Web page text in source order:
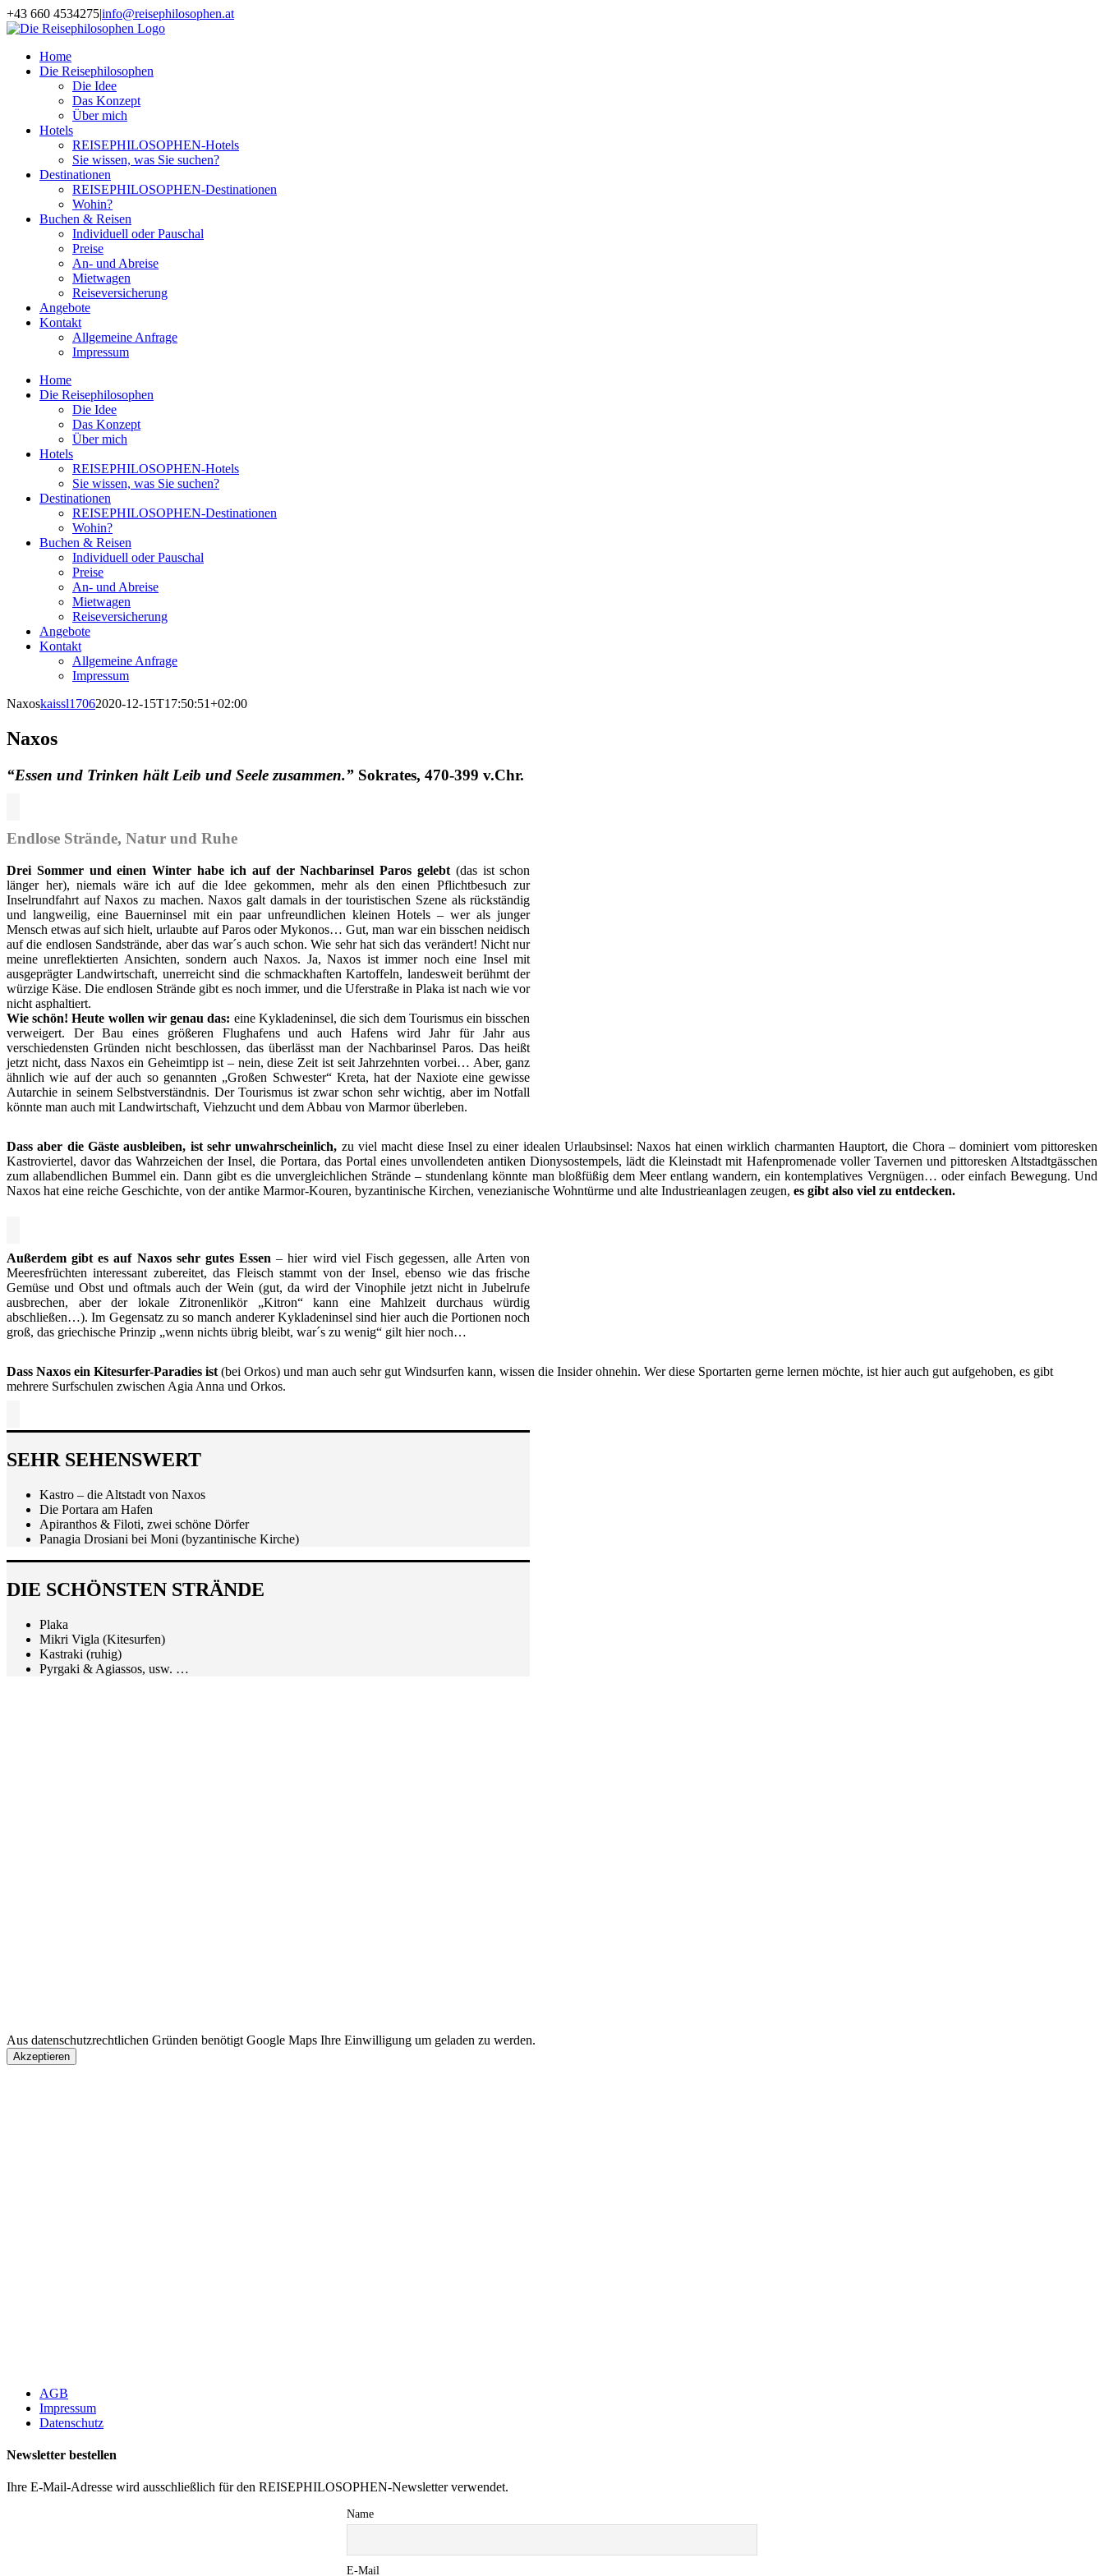
Zum
Inhalt
+43 660 4534275|info@reisephilosophen.at
Facebook
Instagram
LinkedIn
Pinterest
Home
Die Reisephilosophen
Die Idee
Das Konzept
Über mich
Hotels
REISEPHILOSOPHEN-Hotels
Sie wissen, was Sie suchen?
Destinationen
REISEPHILOSOPHEN-Destinationen
Wohin?
Buchen & Reisen
Individuell oder Pauschal
Preise
An- und Abreise
Mietwagen
Reiseversicherung
Angebote
Kontakt
Allgemeine Anfrage
Impressum
Home
Die Reisephilosophen
Die Idee
Das Konzept
Über mich
Hotels
REISEPHILOSOPHEN-Hotels
Sie wissen, was Sie suchen?
Destinationen
REISEPHILOSOPHEN-Destinationen
Wohin?
Buchen & Reisen
Individuell oder Pauschal
Preise
An- und Abreise
Mietwagen
Reiseversicherung
Angebote
Kontakt
Allgemeine Anfrage
Impressum
Naxoskaissl17062020-12-15T17:50:51+02:00
Naxos
“Essen und Trinken hält Leib und Seele zusammen.” Sokrates, 470-399 v.Chr.
Endlose Strände, Natur und Ruhe
Drei Sommer und einen Winter habe ich auf der Nachbarinsel Paros gelebt (das ist schon
länger her), niemals wäre ich auf die Idee gekommen, mehr als den einen Pflichtbesuch zur
Inselrundfahrt auf Naxos zu machen. Naxos galt damals in der touristischen Szene als rückständig
und langweilig, eine Bauerninsel mit ein paar unfreundlichen kleinen Hotels – wer als junger
Mensch etwas auf sich hielt, urlaubte auf Paros oder Mykonos… Gut, man war ein bisschen neidisch
auf die endlosen Sandstrände, aber das war´s auch schon. Wie sehr hat sich das verändert! Nicht nur
meine unreflektierten Ansichten, sondern auch Naxos. Ja, Naxos ist immer noch eine Insel mit
ausgeprägter Landwirtschaft, unerreicht sind die schmackhaften Kartoffeln, landesweit berühmt der
würzige Käse. Die endlosen Strände gibt es noch immer, und die Uferstraße in Plaka ist nach wie vor
nicht asphaltiert.
Wie schön! Heute wollen wir genau das: eine Kykladeninsel, die sich dem Tourismus ein bisschen
verweigert. Der Bau eines größeren Flughafens und auch Hafens wird Jahr für Jahr aus
verschiedensten Gründen nicht beschlossen, das überlässt man der Nachbarinsel Paros. Das heißt
jetzt nicht, dass Naxos ein Geheimtipp ist – nein, diese Zeit ist seit Jahrzehnten vorbei… Aber, ganz
ähnlich wie auf der auch so genannten „Großen Schwester“ Kreta, hat der Naxiote eine gewisse
Autarchie in seinem Selbstverständnis. Der Tourismus ist zwar schon sehr wichtig, aber im Notfall
könnte man auch mit Landwirtschaft, Viehzucht und dem Abbau von Marmor überleben.
Dass aber die Gäste ausbleiben, ist sehr unwahrscheinlich, zu viel macht diese Insel zu einer idealen Urlaubsinsel: Naxos hat einen wirklich charmanten Hauptort, die Chora – dominiert vom pittoresken
Kastroviertel, davor das Wahrzeichen der Insel, die Portara, das Portal eines unvollendeten antiken Dionysostempels, lädt die Kleinstadt mit Hafenpromenade voller Tavernen und pittoresken Altstadtgässchen
zum allabendlichen Bummel ein. Dann gibt es die unvergleichlichen Strände – stundenlang könnte man bloßfüßig dem Meer entlang wandern, ein kontemplatives Vergnügen… oder einfach Bewegung. Und
Naxos hat eine reiche Geschichte, von der antike Marmor-Kouren, byzantinische Kirchen, venezianische Wohntürme und alte Industrieanlagen zeugen, es gibt also viel zu entdecken.
Außerdem gibt es auf Naxos sehr gutes Essen – hier wird viel Fisch gegessen, alle Arten von
Meeresfrüchten interessant zubereitet, das Fleisch stammt von der Insel, ebenso wie das frische
Gemüse und Obst und oftmals auch der Wein (gut, da wird der Vinophile jetzt nicht in Jubelrufe
ausbrechen, aber der lokale Zitronenlikör „Kitron“ kann eine Mahlzeit durchaus würdig
abschließen…). Im Gegensatz zu so manch anderer Kykladeninsel sind hier auch die Portionen noch
groß, das griechische Prinzip „wenn nichts übrig bleibt, war´s zu wenig“ gilt hier noch…
Dass Naxos ein Kitesurfer-Paradies ist (bei Orkos) und man auch sehr gut Windsurfen kann, wissen die Insider ohnehin. Wer diese Sportarten gerne lernen möchte, ist hier auch gut aufgehoben, es gibt
mehrere Surfschulen zwischen Agia Anna und Orkos.
SEHR SEHENSWERT
Kastro – die Altstadt von Naxos
Die Portara am Hafen
Apiranthos & Filoti, zwei schöne Dörfer
Panagia Drosiani bei Moni (byzantinische Kirche)
DIE SCHÖNSTEN STRÄNDE
Plaka
Mikri Vigla (Kitesurfen)
Kastraki (ruhig)
Pyrgaki & Agiassos, usw. …
Aus datenschutzrechtlichen Gründen benötigt Google Maps Ihre Einwilligung um geladen zu werden.
Akzeptieren
AGB
Impressum
Datenschutz
Newsletter bestellen
Ihre E-Mail-Adresse wird ausschließlich für den REISEPHILOSOPHEN-Newsletter verwendet.
Name
E-Mail